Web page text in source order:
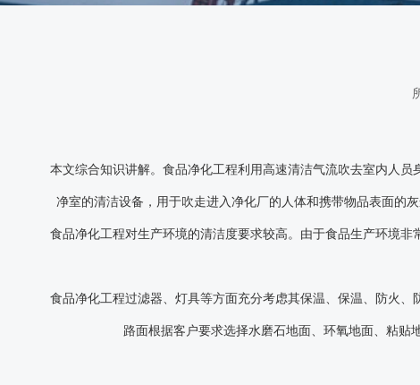
本文综合知识讲解。食品净化工程利用高速清洁气流吹去室内人
净室的清洁设备，用于吹走进入净化厂的人体和携带物品表面的
食品净化工程对生产环境的清洁度要求较高。由于食品生产环境
食品净化工程过滤器、灯具等方面充分考虑其保温、保温、防火
路面根据客户要求选择水磨石地面、环氧地面、粘贴